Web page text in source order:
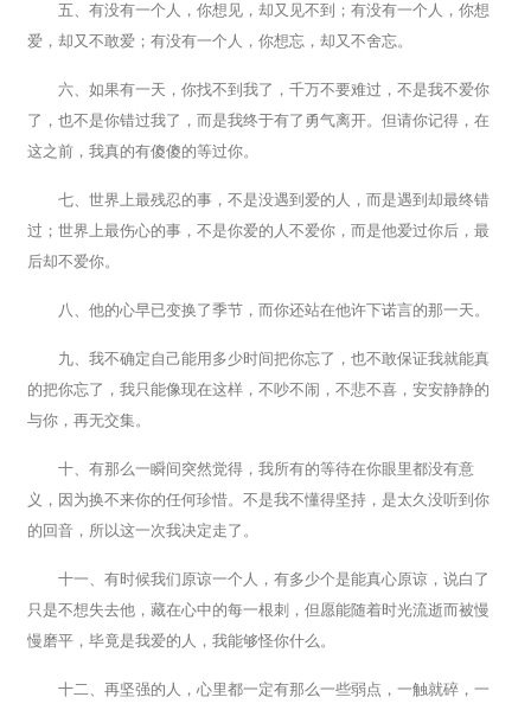
五、有没有一个人，你想见，却又见不到；有没有一个人，你想
爱，却又不敢爱；有没有一个人，你想忘，却又不舍忘。
六、如果有一天，你找不到我了，千万不要难过，不是我不爱你
了，也不是你错过我了，而是我终于有了勇气离开。但请你记得，在
这之前，我真的有傻傻的等过你。
七、世界上最残忍的事，不是没遇到爱的人，而是遇到却最终错
过；世界上最伤心的事，不是你爱的人不爱你，而是他爱过你后，最
后却不爱你。
八、他的心早已变换了季节，而你还站在他许下诺言的那一天。
九、我不确定自己能用多少时间把你忘了，也不敢保证我就能真
的把你忘了，我只能像现在这样，不吵不闹，不悲不喜，安安静静的
与你，再无交集。
十、有那么一瞬间突然觉得，我所有的等待在你眼里都没有意
义，因为换不来你的任何珍惜。不是我不懂得坚持，是太久没听到你
的回音，所以这一次我决定走了。
十一、有时候我们原谅一个人，有多少个是能真心原谅，说白了
只是不想失去他，藏在心中的每一根刺，但愿能随着时光流逝而被慢
慢磨平，毕竟是我爱的人，我能够怪你什么。
十二、再坚强的人，心里都一定有那么一些弱点，一触就碎，一